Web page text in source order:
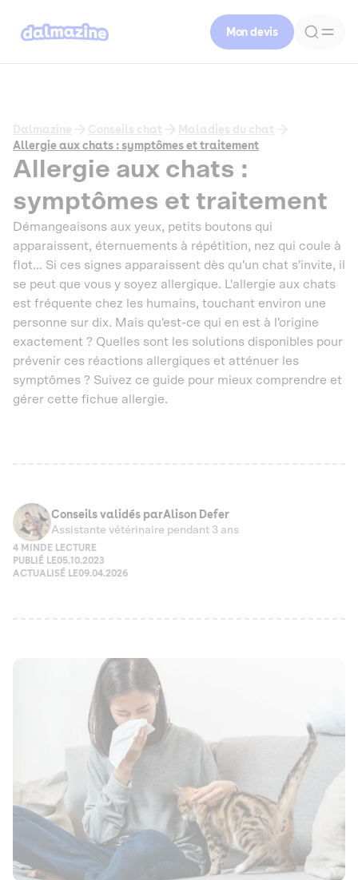
Mon devis
Dalmazine Conseils chat
Maladies du chat
Allergie aux chats : symptômes et traitement
Allergie aux chats :
symptômes et traitement
Démangeaisons aux yeux, petits boutons qui
apparaissent, éternuements à répétition, nez qui coule à
flot… Si ces signes apparaissent dès qu'un chat s'invite, il
se peut que vous y soyez allergique. L'allergie aux chats
est fréquente chez les humains, touchant environ une
personne sur dix. Mais qu'est-ce qui en est à l'origine
exactement ? Quelles sont les solutions disponibles pour
prévenir ces réactions allergiques et atténuer les
symptômes ? Suivez ce guide pour mieux comprendre et
gérer cette fichue allergie.
Conseils validés parAlison Defer
Assistante vétérinaire pendant 3 ans
4 MIN DE LECTURE
PUBLIÉ LE05.10.2023
ACTUALISÉ LE09.04.2026